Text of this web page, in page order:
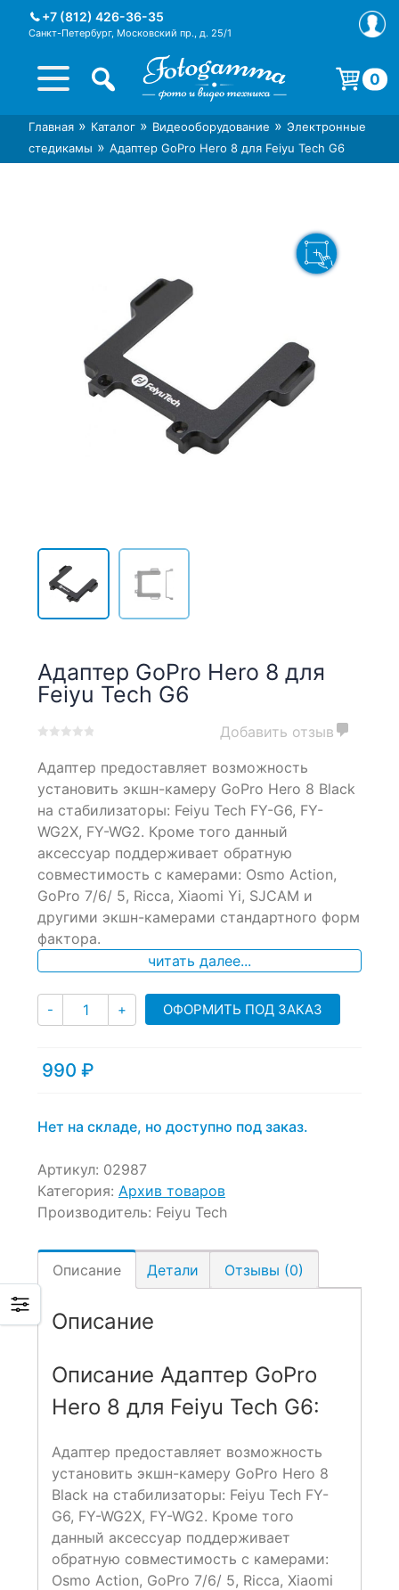
+7 (812) 426-36-35
Санкт-Петербург, Московский пр., д. 25/1
Интернет-магазин фототехники
Foto-Gamma в СПб
Магазин фотоаксессуаров foto-
gamma.ru
0
Корзина пуста.
Главная » Каталог » Видеооборудование » Электронные
стедикамы » Адаптер GoPro Hero 8 для Feiyu Tech G6
Адаптер GoPro Hero 8 для
Feiyu Tech G6
out
based
on
customer
ratings
Добавить отзыв
Адаптер предоставляет возможность
установить экшн-камеру GoPro Hero 8 Black
на стабилизаторы: Feiyu Tech FY-G6, FY-
WG2X, FY-WG2. Кроме того данный
аксессуар поддерживает обратную
совместимость с камерами: Osmo Action,
GoPro 7/6/ 5, Ricca, Xiaomi Yi, SJCAM и
другими экшн-камерами стандартного форм
фактора.
читать далее...
- Количество
+ ОФОРМИТЬ ПОД ЗАКАЗ
990 ₽
Нет на складе, но доступно под заказ.
Артикул: 02987
Категория: Архив товаров
Производитель: Feiyu Tech
Описание Детали Отзывы (0)
Описание
Описание Адаптер GoPro
Hero 8 для Feiyu Tech G6:
Адаптер предоставляет возможность
установить экшн-камеру GoPro Hero 8
Black на стабилизаторы: Feiyu Tech FY-
G6, FY-WG2X, FY-WG2. Кроме того
данный аксессуар поддерживает
обратную совместимость с камерами:
Osmo Action, GoPro 7/6/ 5, Ricca, Xiaomi